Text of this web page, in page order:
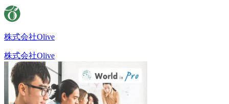
株式会社Olive
株式会社Olive